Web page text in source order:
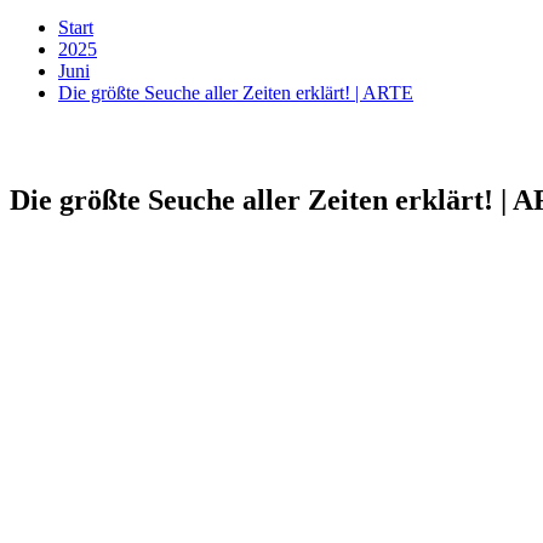
Start
2025
Juni
Die größte Seuche aller Zeiten erklärt! | ARTE
Die größte Seuche aller Zeiten erklärt! |